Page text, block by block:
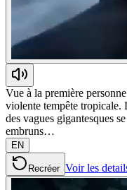
Vue à la première
violente tempête tropicale.
des vagues gigantesques
embruns…
EN
Recréer Voir les